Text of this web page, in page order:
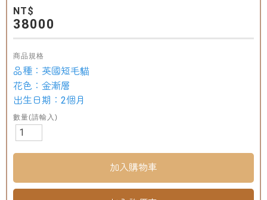
NT$
38000
商品規格
品種：英國短毛貓
花色：金漸層
出生日期：2個月
數量(請輸入)